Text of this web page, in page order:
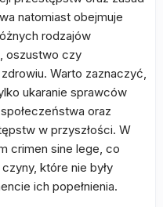
natomiast obejmuje
rodzajów
oszustwo czy
Warto zaznaczyć,
ukaranie sprawców
oraz
w przyszłości. W
crimen sine lege, co
które nie były
ich popełnienia.